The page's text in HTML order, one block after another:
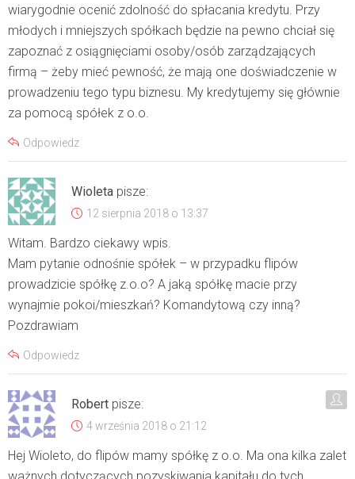
wiarygodnie ocenić zdolność do spłacania kredytu. Przy
młodych i mniejszych spółkach będzie na pewno chciał się
zapoznać z osiągnięciami osoby/osób zarządzających
firmą – żeby mieć pewność, że mają one doświadczenie w
prowadzeniu tego typu biznesu. My kredytujemy się głównie
za pomocą spółek z o.o.
Odpowiedz
Wioleta pisze:
12 sierpnia 2018 o 13:37
Witam. Bardzo ciekawy wpis.
Mam pytanie odnośnie spółek – w przypadku flipów
prowadzicie spółkę z.o.o? A jaką spółkę macie przy
wynajmie pokoi/mieszkań? Komandytową czy inną?
Pozdrawiam
Odpowiedz
Robert pisze:
4 września 2018 o 21:12
Hej Wioleto, do flipów mamy spółkę z o.o. Ma ona kilka zalet